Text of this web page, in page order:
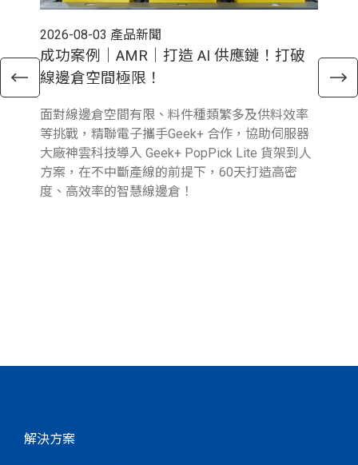
2026-08-03 產品新聞
成功案例｜AMR｜打造 AI 供應鏈！打破
線邊倉空間極限！
面對線邊倉空間有限、料件種類繁多及供料效率
等挑戰，精聯電子攜手Geek+ 合作，協助伺服器
大廠神雲科技導入 Geek+ PopPick Lite 貨架到人
方案，在不中斷產線的前提下，60天打造高密
度、高效率的智慧線邊倉！
電
倉
解決方案